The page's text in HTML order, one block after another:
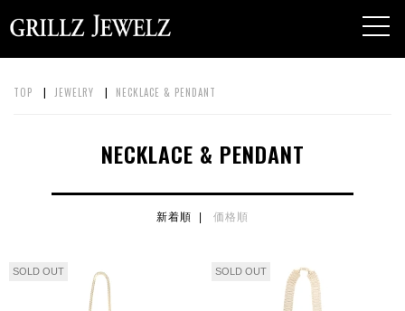
TOP | JEWELRY | NECKLACE & PENDANT
NECKLACE & PENDANT
新着順 | 価格順
SOLD OUT SOLD OUT